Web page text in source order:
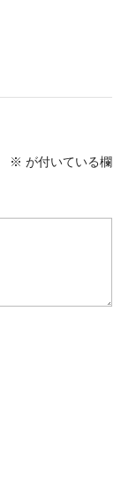
※ が付いている欄